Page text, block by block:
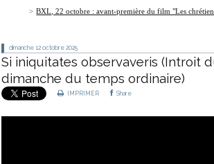
BXL, 22 octobre : avant-première du film "Les
dimanche 12 octobre 2025
Si iniquitates observaveris (Introit
dimanche du temps ordinaire)
IMPRIMER Share